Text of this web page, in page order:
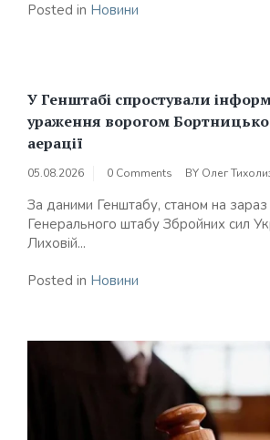
Posted in Новини
У Генштабі спростували
ураження ворогом
аерації
05.08.2026 0 Comments BY Олег
За даними Генштабу, станом на
Генерального штабу Збройних сил
Лиховій...
Posted in Новини